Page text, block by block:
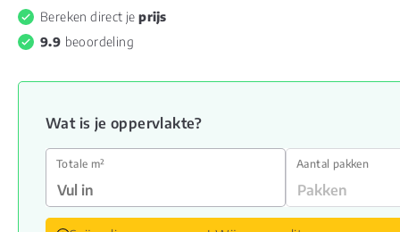
Bereken direct jeprijs
9.9 beoordeling
Wat is je oppervlakte?
Totale m² Aantal pakken